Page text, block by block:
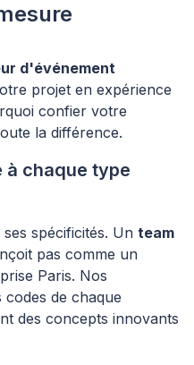
d'événement
projet en expérience
confier votre
la différence.
à chaque type
spécificités. Un team
pas comme un
Paris. Nos
de chaque
des concepts innovants